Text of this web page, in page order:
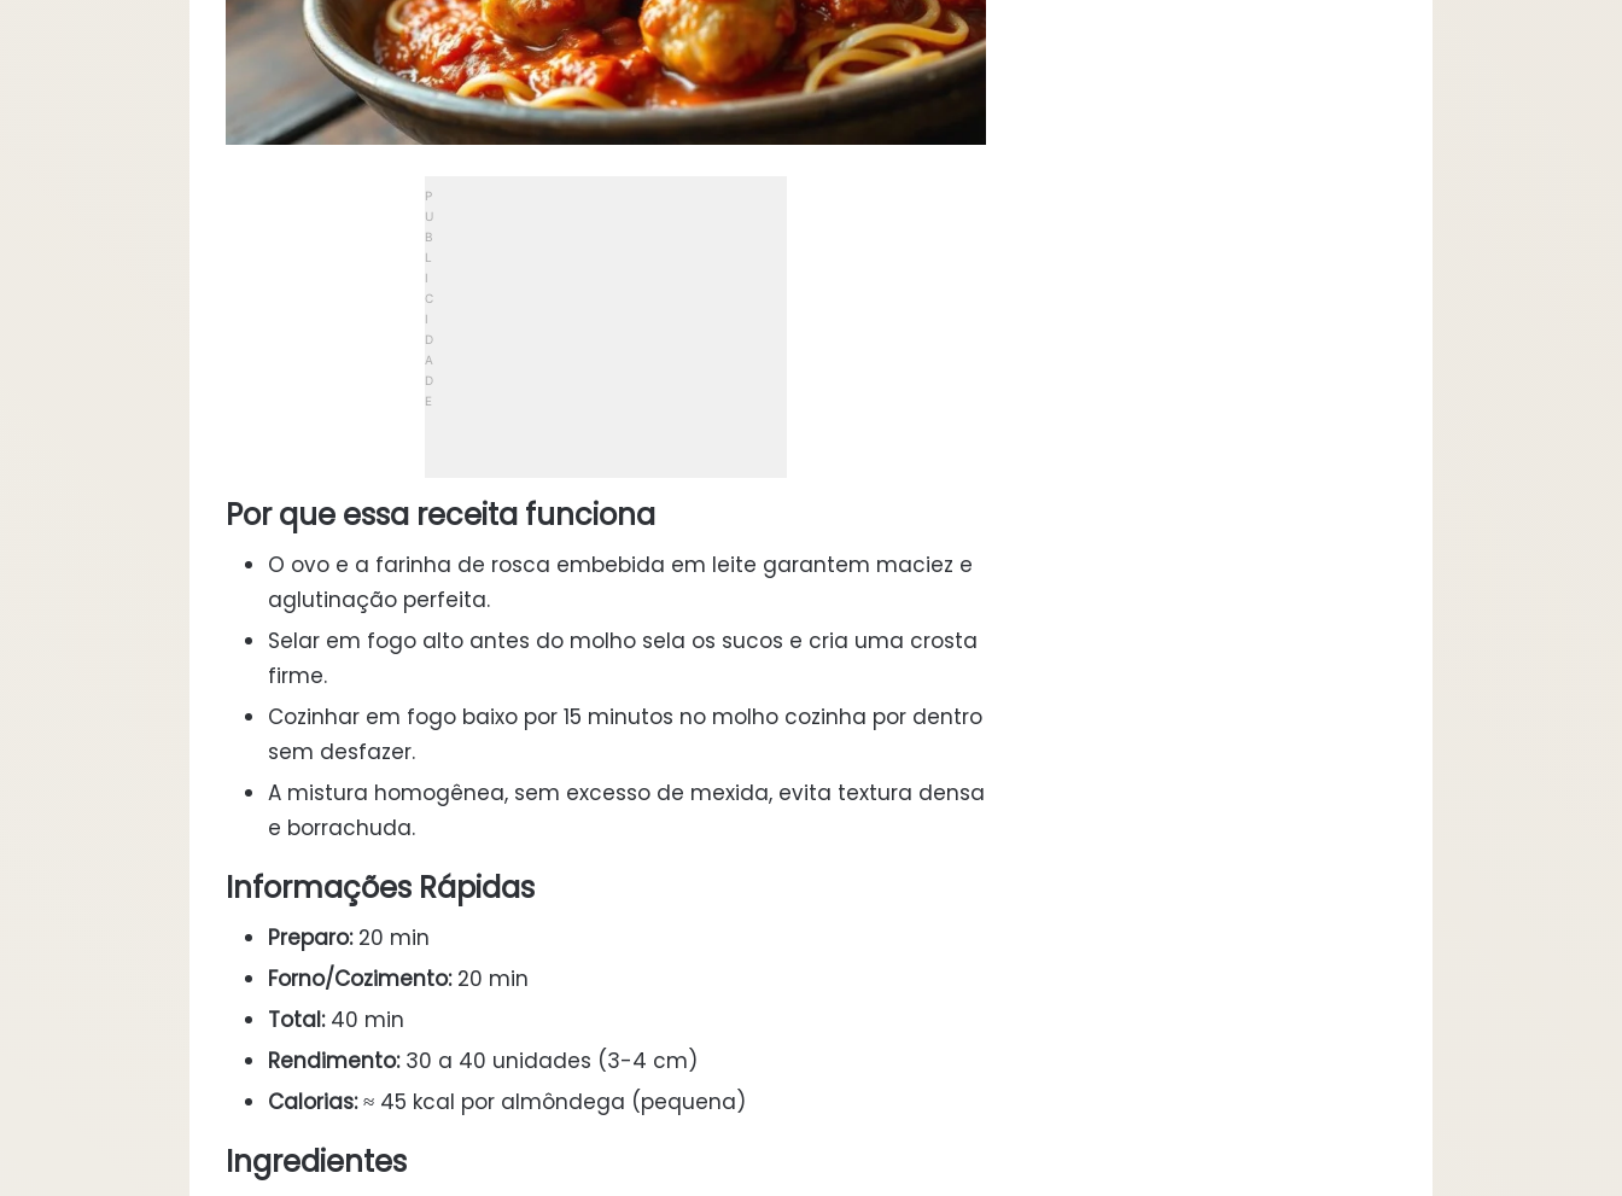
Por que essa receita funciona
O ovo e a farinha de rosca embebida em leite garantem maciez e
aglutinação perfeita.
Selar em fogo alto antes do molho sela os sucos e cria uma crosta
firme.
Cozinhar em fogo baixo por 15 minutos no molho cozinha por dentro
sem desfazer.
A mistura homogênea, sem excesso de mexida, evita textura densa
e borrachuda.
Informações Rápidas
Preparo:20 min
Forno/Cozimento:20 min
Total:40 min
Rendimento:30 a 40 unidades (3-4 cm)
Calorias:≈ 45 kcal por almôndega (pequena)
Ingredientes